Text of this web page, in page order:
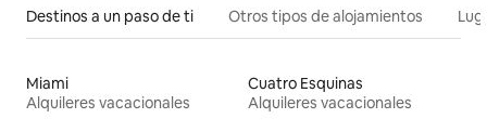
Destinos a un paso de ti Otros tipos de alojamientos
Miami
Alquileres vacacionales
Cuatro Esquinas
Alquileres vacacionales